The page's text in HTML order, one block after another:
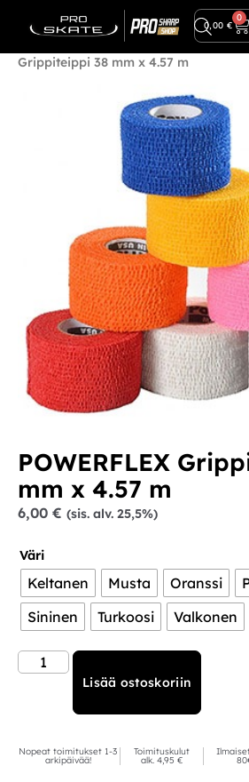
Ilmainen toimitus yli
0,00 €
0
Tarvikkeet Erkat, teipit ja
Grippiteippi 38 mm x 4.57 m
POWERFLEX
mm x 4.57 m
6,00 € (sis. alv. 25,5%)
Väri
Keltanen Musta Oranssi
Sininen
Turkoosi Valkonen
Lisää ostoskoriin
Nopeat toimitukset 1-3
arkipäivää!
Toimituskulut
alk. 4,95 €